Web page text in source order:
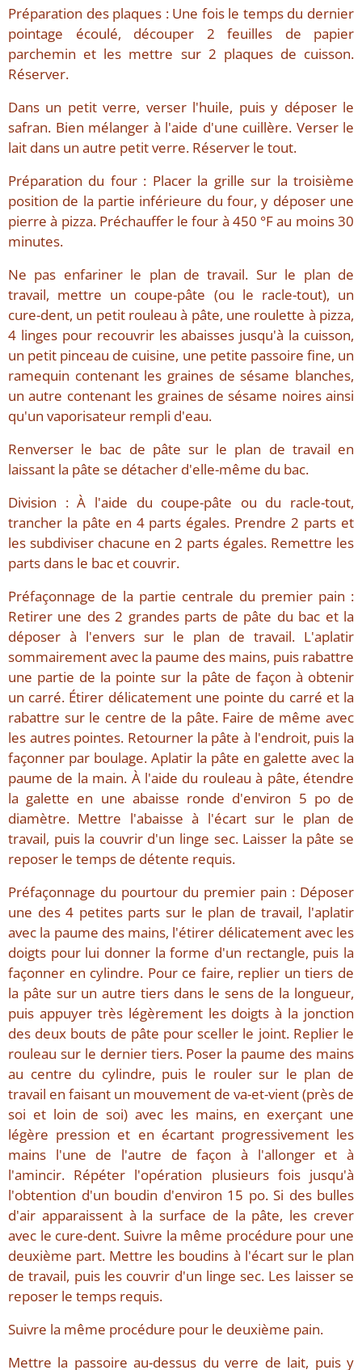
Préparation des plaques : Une fois le temps du dernier
pointage écoulé, découper 2 feuilles de papier
parchemin et les mettre sur 2 plaques de cuisson.
Réserver.
Dans un petit verre, verser l'huile, puis y déposer le
safran. Bien mélanger à l'aide d'une cuillère. Verser le
lait dans un autre petit verre. Réserver le tout.
Préparation du four : Placer la grille sur la troisième
position de la partie inférieure du four, y déposer une
pierre à pizza. Préchauffer le four à 450 °F au moins 30
minutes.
Ne pas enfariner le plan de travail. Sur le plan de
travail, mettre un coupe-pâte (ou le racle-tout), un
cure-dent, un petit rouleau à pâte, une roulette à pizza,
4 linges pour recouvrir les abaisses jusqu'à la cuisson,
un petit pinceau de cuisine, une petite passoire fine, un
ramequin contenant les graines de sésame blanches,
un autre contenant les graines de sésame noires ainsi
qu'un vaporisateur rempli d'eau.
Renverser le bac de pâte sur le plan de travail en
laissant la pâte se détacher d'elle-même du bac.
Division : À l'aide du coupe-pâte ou du racle-tout,
trancher la pâte en 4 parts égales. Prendre 2 parts et
les subdiviser chacune en 2 parts égales. Remettre les
parts dans le bac et couvrir.
Préfaçonnage de la partie centrale du premier pain :
Retirer une des 2 grandes parts de pâte du bac et la
déposer à l'envers sur le plan de travail. L'aplatir
sommairement avec la paume des mains, puis rabattre
une partie de la pointe sur la pâte de façon à obtenir
un carré. Étirer délicatement une pointe du carré et la
rabattre sur le centre de la pâte. Faire de même avec
les autres pointes. Retourner la pâte à l'endroit, puis la
façonner par boulage. Aplatir la pâte en galette avec la
paume de la main. À l'aide du rouleau à pâte, étendre
la galette en une abaisse ronde d'environ 5 po de
diamètre. Mettre l'abaisse à l'écart sur le plan de
travail, puis la couvrir d'un linge sec. Laisser la pâte se
reposer le temps de détente requis.
Préfaçonnage du pourtour du premier pain : Déposer
une des 4 petites parts sur le plan de travail, l'aplatir
avec la paume des mains, l'étirer délicatement avec les
doigts pour lui donner la forme d'un rectangle, puis la
façonner en cylindre. Pour ce faire, replier un tiers de
la pâte sur un autre tiers dans le sens de la longueur,
puis appuyer très légèrement les doigts à la jonction
des deux bouts de pâte pour sceller le joint. Replier le
rouleau sur le dernier tiers. Poser la paume des mains
au centre du cylindre, puis le rouler sur le plan de
travail en faisant un mouvement de va-et-vient (près de
soi et loin de soi) avec les mains, en exerçant une
légère pression et en écartant progressivement les
mains l'une de l'autre de façon à l'allonger et à
l'amincir. Répéter l'opération plusieurs fois jusqu'à
l'obtention d'un boudin d'environ 15 po. Si des bulles
d'air apparaissent à la surface de la pâte, les crever
avec le cure-dent. Suivre la même procédure pour une
deuxième part. Mettre les boudins à l'écart sur le plan
de travail, puis les couvrir d'un linge sec. Les laisser se
reposer le temps requis.
Suivre la même procédure pour le deuxième pain.
Mettre la passoire au-dessus du verre de lait, puis y